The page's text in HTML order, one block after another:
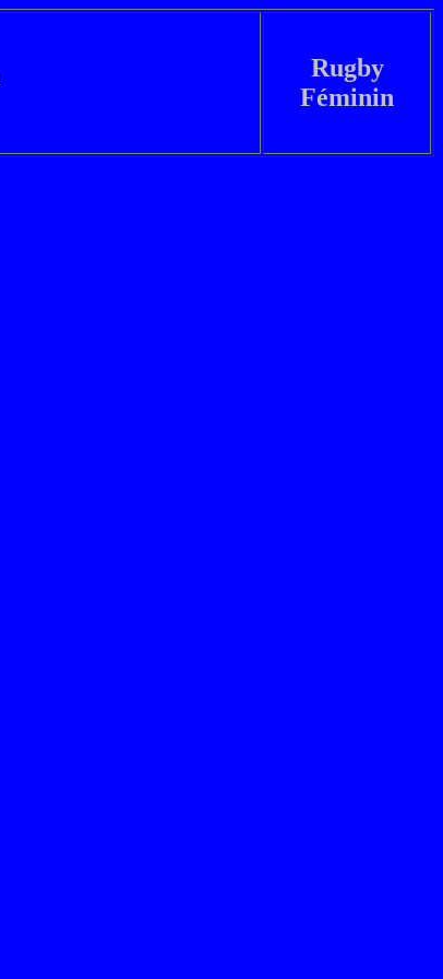
Rugby
Féminin